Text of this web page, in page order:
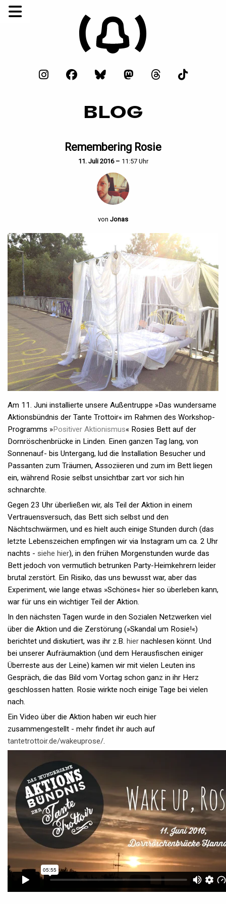
BLOG
Remembering Rosie
11. Juli 2016 – 11:57 Uhr
von Jonas
Am 11. Juni installierte unsere Außentruppe »Das wundersame
Aktionsbündnis der Tante Trottoir« im Rahmen des Workshop-
Programms »Positiver Aktionismus« Rosies Bett auf der
Dornröschenbrücke in Linden. Einen ganzen Tag lang, von
Sonnenauf- bis Untergang, lud die Installation Besucher und
Passanten zum Träumen, Assoziieren und zum im Bett liegen
ein, während Rosie selbst unsichtbar zart vor sich hin
schnarchte.
Gegen 23 Uhr überließen wir, als Teil der Aktion in einem
Vertrauensversuch, das Bett sich selbst und den
Nächtschwärmen, und es hielt auch einige Stunden durch (das
letzte Lebenszeichen empfingen wir via Instagram um ca. 2 Uhr
nachts - siehe hier), in den frühen Morgenstunden wurde das
Bett jedoch von vermutlich betrunken Party-Heimkehrern leider
brutal zerstört. Ein Risiko, das uns bewusst war, aber das
Experiment, wie lange etwas »Schönes« hier so überleben kann,
war für uns ein wichtiger Teil der Aktion.
In den nächsten Tagen wurde in den Sozialen Netzwerken viel
über die Aktion und die Zerstörung (»Skandal um Rosie!«)
berichtet und diskutiert, was ihr z.B. hier nachlesen könnt. Und
bei unserer Aufräumaktion (und dem Herausfischen einiger
Überreste aus der Leine) kamen wir mit vielen Leuten ins
Gespräch, die das Bild vom Vortag schon ganz in ihr Herz
geschlossen hatten. Rosie wirkte noch einige Tage bei vielen
nach.
Ein Video über die Aktion haben wir euch hier
zusammengestellt - mehr findet ihr auch auf
tantetrottoir.de/wakeuprose/.